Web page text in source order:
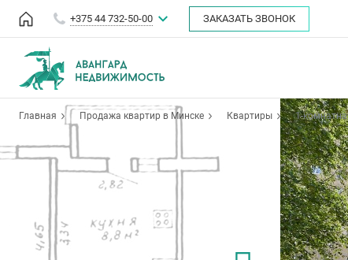
+375 44 732-50-00 ЗАКАЗАТЬ ЗВОНОК
Главная Продажа квартир в Минске Квартиры 1-